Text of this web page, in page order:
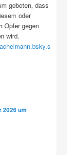
gebeten, dass
oder
Opfer gegen
wird.
2026 um